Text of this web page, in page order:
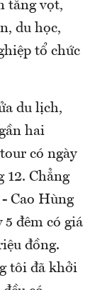
tăng vọt,
du học,
tổ chức
du lịch,
hai
có ngày
12. Chẳng
Cao Hùng
5 đêm có giá
đồng.
tôi đã khởi